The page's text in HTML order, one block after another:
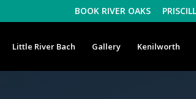
BOOK RIVER OAKS
Little River Bach Gallery Kenilworth